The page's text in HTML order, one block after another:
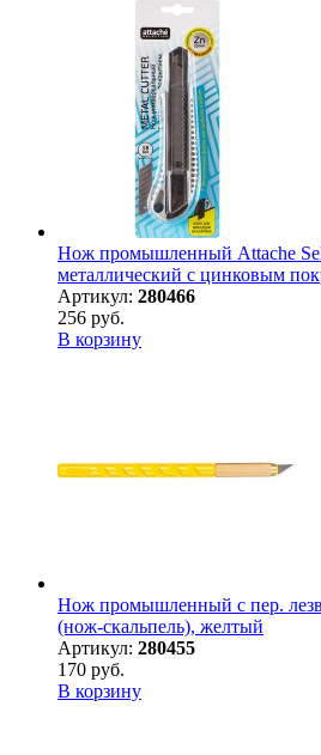
Нож промышленный Attache
металлический с цинковым
Артикул: 280466
256 руб.
В корзину
Нож промышленный с пер.
(нож-скальпель), желтый
Артикул: 280455
170 руб.
В корзину